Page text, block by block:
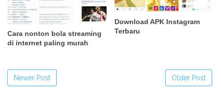
Cara nonton bola streaming
di internet paling murah
Download APK Instagram
Terbaru
Newer Post Older Post